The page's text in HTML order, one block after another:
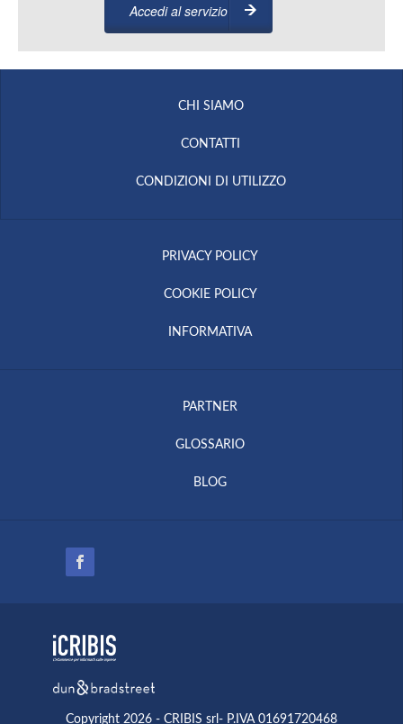
Accedi al servizio
CHI SIAMO
CONTATTI
CONDIZIONI DI UTILIZZO
PRIVACY POLICY
COOKIE POLICY
INFORMATIVA
PARTNER
GLOSSARIO
BLOG
Copyright 2026 - CRIBIS srl- P.IVA 01691720468